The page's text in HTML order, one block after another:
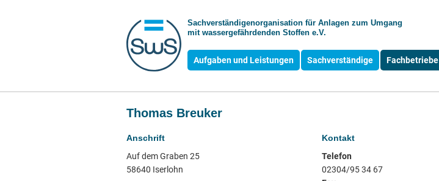
Sachverständigen­organisation für Anlagen zum Umgang
mit wasser­gefährdenden Stoffen e.V.
Aufgaben und Leistungen Sachverständige Fachbetriebe
Thomas Breuker
Anschrift
Auf dem Graben 25
58640 Iserlohn
Kontakt
Telefon
02304/95 34 67